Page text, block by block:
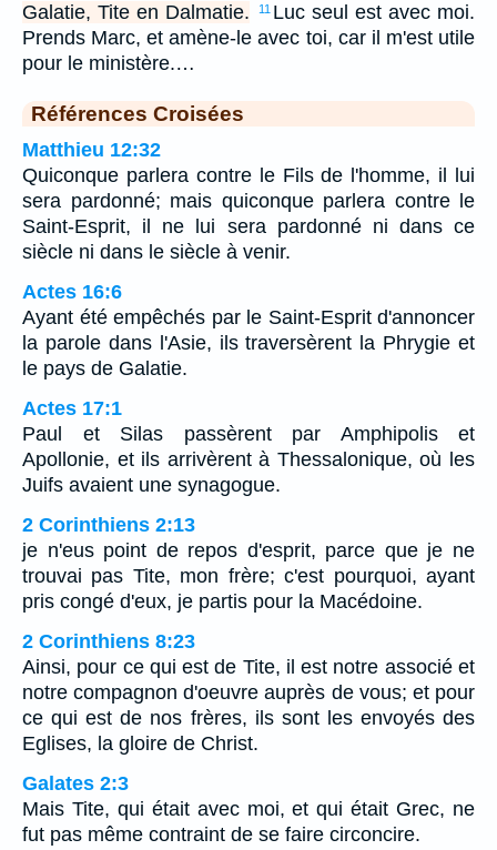
Galatie, Tite en Dalmatie.
11 Luc seul est avec moi.
Prends Marc, et amène-le avec toi, car il m'est utile
pour le ministère.…
Références Croisées
Matthieu 12:32
Quiconque parlera contre le Fils de l'homme, il lui
sera pardonné; mais quiconque parlera contre le
Saint-Esprit, il ne lui sera pardonné ni dans ce
siècle ni dans le siècle à venir.
Actes 16:6
Ayant été empêchés par le Saint-Esprit d'annoncer
la parole dans l'Asie, ils traversèrent la Phrygie et
le pays de Galatie.
Actes 17:1
Paul et Silas passèrent par Amphipolis et
Apollonie, et ils arrivèrent à Thessalonique, où les
Juifs avaient une synagogue.
2 Corinthiens 2:13
je n'eus point de repos d'esprit, parce que je ne
trouvai pas Tite, mon frère; c'est pourquoi, ayant
pris congé d'eux, je partis pour la Macédoine.
2 Corinthiens 8:23
Ainsi, pour ce qui est de Tite, il est notre associé et
notre compagnon d'oeuvre auprès de vous; et pour
ce qui est de nos frères, ils sont les envoyés des
Eglises, la gloire de Christ.
Galates 2:3
Mais Tite, qui était avec moi, et qui était Grec, ne
fut pas même contraint de se faire circoncire.